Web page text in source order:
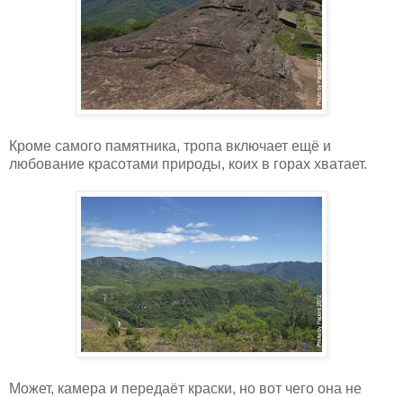
Кроме самого памятника, тропа включает ещё и
любование красотами природы, коих в горах хватает.
Может, камера и передаёт краски, но вот чего она не